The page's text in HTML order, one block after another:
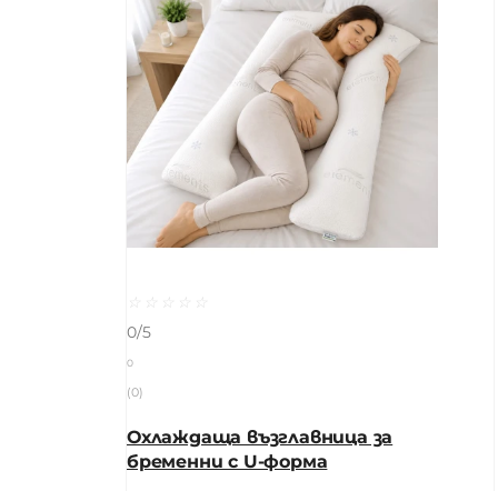
☆ ☆ ☆ ☆
☆
0/5
0
(0)
Охлаждаща възглавница за
бременни с U-форма